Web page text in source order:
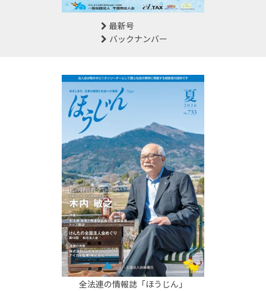
最新号
バックナンバー
全法連の情報誌「ほうじん」